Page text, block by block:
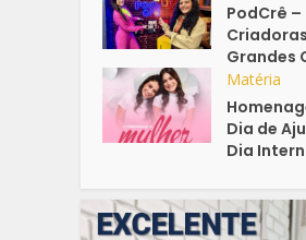
PodCrê –
Grandes
Matéria
Dia de
Dia